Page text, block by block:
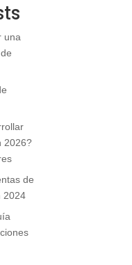
una
2026?
de
2024